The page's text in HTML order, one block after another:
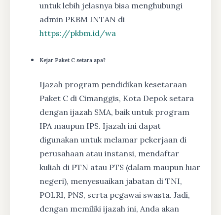
untuk lebih jelasnya bisa menghubungi
admin PKBM INTAN di
https://pkbm.id/wa
Kejar Paket C setara apa?
Ijazah program pendidikan kesetaraan
Paket C di Cimanggis, Kota Depok setara
dengan ijazah SMA, baik untuk program
IPA maupun IPS. Ijazah ini dapat
digunakan untuk melamar pekerjaan di
perusahaan atau instansi, mendaftar
kuliah di PTN atau PTS (dalam maupun luar
negeri), menyesuaikan jabatan di TNI,
POLRI, PNS, serta pegawai swasta. Jadi,
dengan memiliki ijazah ini, Anda akan